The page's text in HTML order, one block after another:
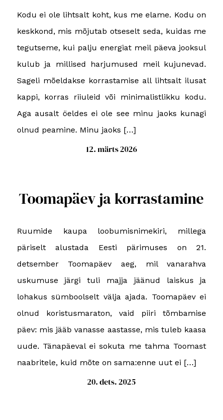
Kodu ei ole lihtsalt koht, kus me elame. Kodu on
keskkond, mis mõjutab otseselt seda, kuidas me
tegutseme, kui palju energiat meil päeva jooksul
kulub ja millised harjumused meil kujunevad.
Sageli mõeldakse korrastamise all lihtsalt ilusat
kappi, korras riiuleid või minimalistlikku kodu.
Aga ausalt öeldes ei ole see minu jaoks kunagi
olnud peamine. Minu jaoks […]
12. märts 2026
Toomapäev ja korrastamine
Ruumide kaupa loobumisnimekiri, millega
päriselt alustada Eesti pärimuses on 21.
detsember Toomapäev aeg, mil vanarahva
uskumuse järgi tuli majja jäänud laiskus ja
lohakus sümboolselt välja ajada. Toomapäev ei
olnud koristusmaraton, vaid piiri tõmbamise
päev: mis jääb vanasse aastasse, mis tuleb kaasa
uude. Tänapäeval ei sokuta me tahma Toomast
naabritele, kuid mõte on sama:enne uut ei […]
20. dets. 2025